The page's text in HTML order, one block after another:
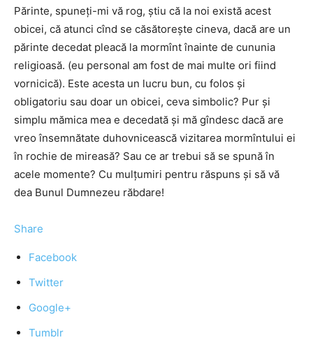
Părinte, spuneți-mi vă rog, știu că la noi există acest
obicei, că atunci cînd se căsătorește cineva, dacă are un
părinte decedat pleacă la mormînt înainte de cununia
religioasă. (eu personal am fost de mai multe ori fiind
vornicică). Este acesta un lucru bun, cu folos și
obligatoriu sau doar un obicei, ceva simbolic? Pur și
simplu mămica mea e decedată și mă gîndesc dacă are
vreo însemnătate duhovnicească vizitarea mormîntului ei
în rochie de mireasă? Sau ce ar trebui să se spună în
acele momente? Cu mulțumiri pentru răspuns și să vă
dea Bunul Dumnezeu răbdare!
Share
Facebook
Twitter
Google+
Tumblr